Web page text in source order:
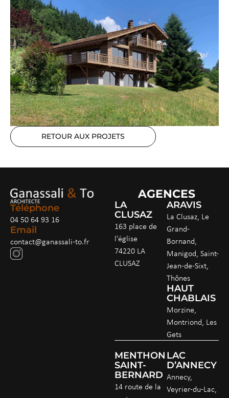
RETOUR AUX PROJETS
Téléphone
04 50 64 93 16
Email
contact@ganassali-to.fr
AGENCES
LA
CLUSAZ
163 place de
l’église
74220 LA
CLUSAZ
ARAVIS
La Clusaz, Le
Grand-
Bornand,
Manigod, Saint-
Jean-de-Sixt,
Thônes
HAUT
CHABLAIS
Morzine,
Montriond, Les
Gets
MENTHON
SAINT-
BERNARD
14 route de la
LAC
D’ANNECY
Annecy,
Veyrier-du-Lac,